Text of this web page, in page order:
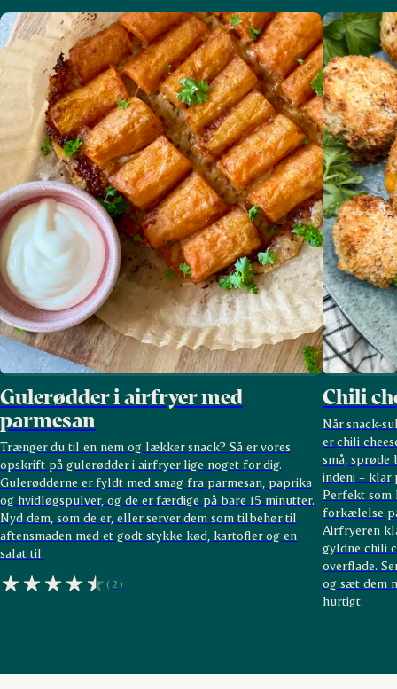
Gulerødder i airfryer med
parmesan
Trænger du til en nem og lækker snack? Så er vores
opskrift på gulerødder i airfryer lige noget for dig.
Gulerødderne er fyldt med smag fra parmesan, paprika
og hvidløgspulver, og de er færdige på bare 15 minutter.
Nyd dem, som de er, eller server dem som tilbehør til
aftensmaden med et godt stykke kød, kartofler og en
salat til.
(2)
Chili
Når snack-
er chili
små, sprøde
indeni – klar
Perfekt som
forkælelse
Airfryeren
gyldne chili
overflade.
og sæt dem
hurtigt.